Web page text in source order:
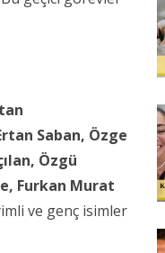
Saban, Özge
Özgü
Furkan Murat
ve genç isimler